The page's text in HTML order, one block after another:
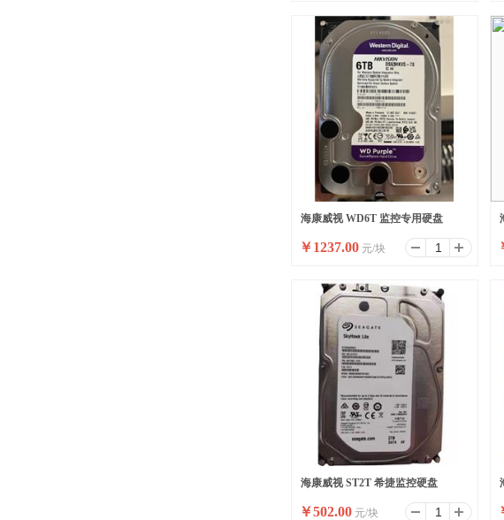
海康威视 WD6T 监控专用硬盘
￥1237.00 元/块
海康威视 ST2T 希捷监控硬盘
￥502.00 元/块